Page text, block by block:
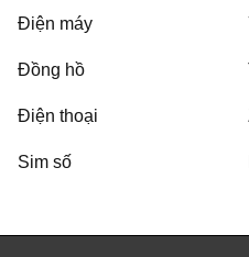
Điện máy
Đồng hồ
Điện thoại
Sim số